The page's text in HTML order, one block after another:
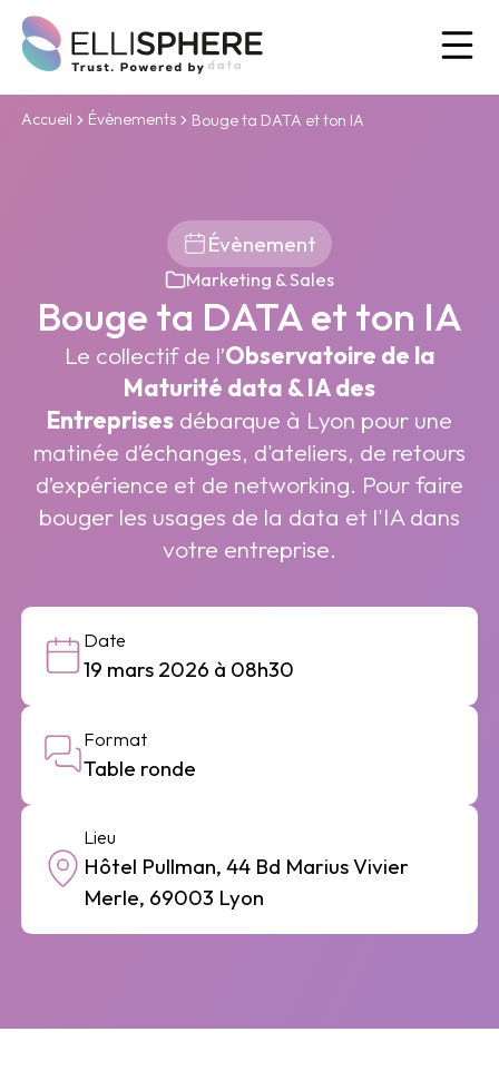
Accueil Évènements Bouge ta DATA et ton IA
Évènement
Marketing & Sales
Bouge ta DATA et ton IA
Le collectif de l’Observatoire de la
Maturité data & IA des
Entreprises débarque à Lyon pour une
matinée d’échanges, d'ateliers, de retours
d’expérience et de networking. Pour faire
bouger les usages de la data et l'IA dans
votre entreprise.
Date
19 mars 2026 à 08h30
Format
Table ronde
Lieu
Hôtel Pullman, 44 Bd Marius Vivier
Merle, 69003 Lyon